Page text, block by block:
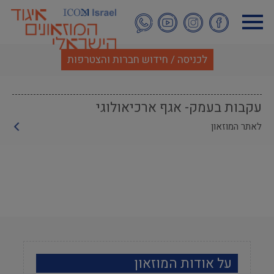
לתוכן
העיקרי
לכניסה / חידוש חברות והצטרפות
עקבות בעמק- אגף ארכיאולוגי
לאתר המוזאון
על אודות המוזאון